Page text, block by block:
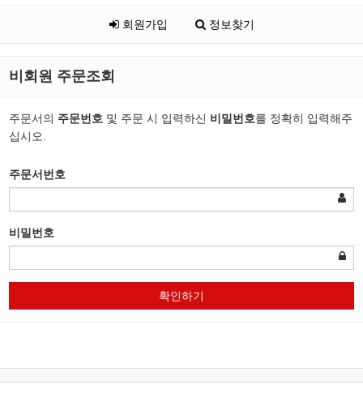
회원가입 정보찾기
비회원 주문조회
주문서의 주문번호 및 주문 시 입력하신 비밀번호를 정확히 입력해주
십시오.
주문서번호
비밀번호
확인하기